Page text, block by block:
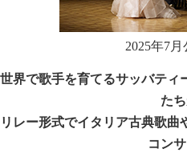
2025年7月
世界で歌手を育てるサッバティ
た
リレー形式でイタリア古典歌曲
コン